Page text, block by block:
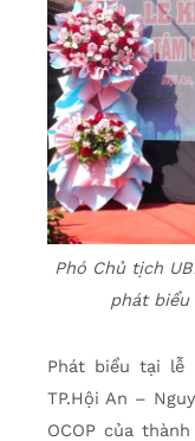
Phó Chủ tịch
phát biểu
Phát biểu tại lễ
TP.Hội An –
OCOP của